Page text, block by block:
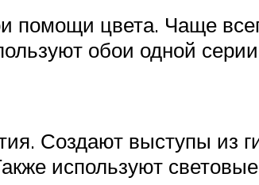
помощи цвета. Чаще
обои одной
Создают выступы из
используют